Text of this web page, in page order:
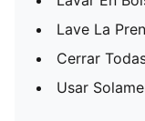
Lave La
Cerrar
Usar